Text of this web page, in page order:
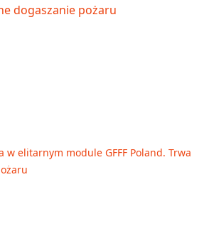
w elitarnym module GFFF Poland. Trwa